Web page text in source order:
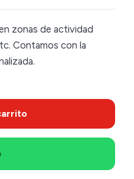
zonas de actividad
Contamos con la